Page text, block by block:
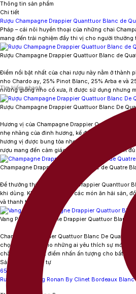
Thông tin sản phẩm
Chi tiết
Rượu Champagne Drappier Quanttuor Blanc de
Pháp – cái nôi huyền thoại của những chai
mang đến trải nghiệm đầy thi vị cho người
Rượu Champagne Drappier Quattuor Blanc de
Điểm nổi bật nhất của chai rượu này nằm ở thành
nho Chardo ay, 25% Pinot Blanc, 25% Arba e và
những giống nho cổ xưa, ít được sử dụng nhưng
Rượu Champagne Drappier Quattuor Blanc De
Hương vị của Champagne Drappier Quanttuor
nhẹ nhàng của đinh hương, kế đến là sự tươi mát
hương vị được bung tỏa nhẹ nhàng, dần dần lan
rượu mang đến cảm giác nhẹ nhàng nhưng vẫn
Champagne Drappier Quattuor Blanc de Quatre
Để thưởng thức Champagne Drappier Quanttuor
khi dùng. Khi kết hợp cùng các món ăn hải sản,
và thanh thoát của mình.
Vang Pháp Champagne Drappier Quattuor Blanc
Champagne Drappier Quattuor Blanc De Quatre
chọn hoàn hảo cho những ai yêu thích sự mới
chắc chắn là một điểm nhấn ấn tượng cho bất kỳ
Sản phẩm tương tự
651.000
Rượu Vang Trắng Ronan By Clinet Bordeaux Blanc